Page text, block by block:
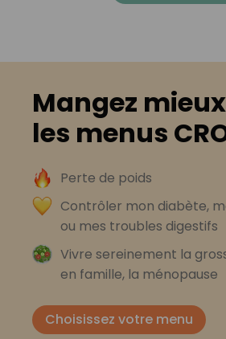
Mangez
les menus
Perte de poids
Contrôler mon diabète,
ou mes troubles digestifs
Vivre sereinement la
en famille, la ménopause
Choisissez votre menu